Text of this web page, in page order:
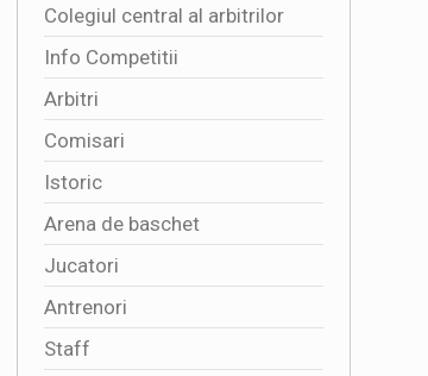
Danubius Arena din Tulcea a fost
inaugurata oficial
2026-08-01 16:47:03
Colegiul central al arbitrilor
Info Competitii
Arbitri
Comisari
Istoric
Arena de baschet
Jucatori
Antrenori
Staff